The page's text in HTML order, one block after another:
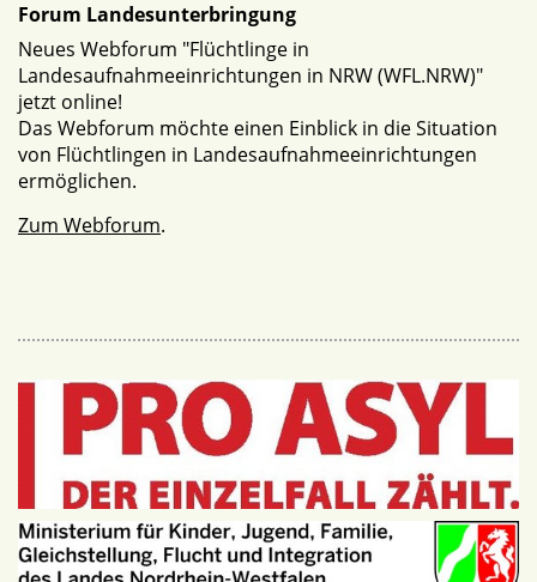
Forum Landesunterbringung
Neues Webforum "Flüchtlinge in
Landesaufnahmeeinrichtungen in NRW (WFL.NRW)"
jetzt online!
Das Webforum möchte einen Einblick in die Situation
von Flüchtlingen in Landesaufnahmeeinrichtungen
ermöglichen.
Zum Webforum.